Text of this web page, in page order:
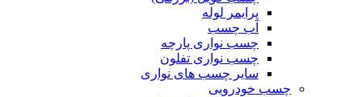
پرایمر لوله
آب چسب
چسب نواری پارچه
چسب نواری تفلون
سایر چسب های نواری
چسب خودرویی